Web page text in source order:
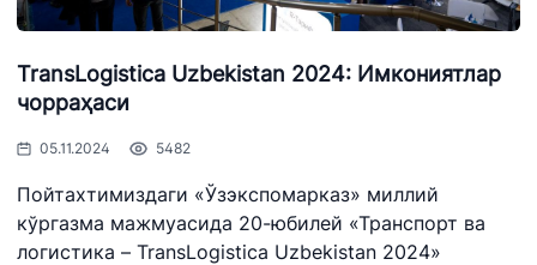
TransLogistica Uzbekistan 2024: Имкониятлар
чорраҳаси
05.11.2024 5482
Пойтахтимиздаги «Ўзэкспомарказ» миллий
кўргазма мажмуасида 20-юбилей «Транспорт ва
логистика – TransLogistica Uzbekistan 2024»